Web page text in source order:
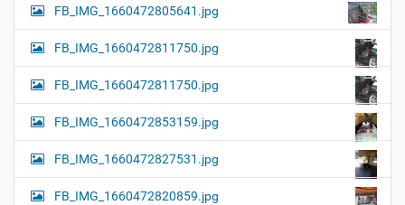
FB_IMG_1660472805641.jpg
FB_IMG_1660472811750.jpg
FB_IMG_1660472811750.jpg
FB_IMG_1660472853159.jpg
FB_IMG_1660472827531.jpg
FB_IMG_1660472820859.jpg